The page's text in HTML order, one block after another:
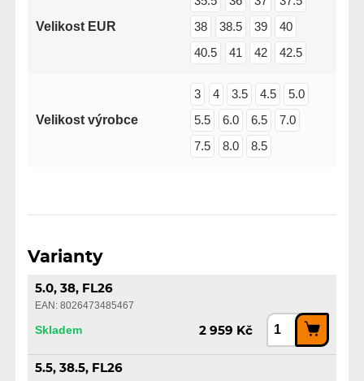
Velikost EUR
38
38.5 39
40
40.5
41 42 42.5
Velikost výrobce
3 4 3.5 4.5
5.0
5.5
6.0 6.5
7.0
7.5
8.0 8.5
Varianty
5.0, 38, FL26
EAN: 8026473485467
Skladem 2 959 Kč
5.5, 38.5, FL26